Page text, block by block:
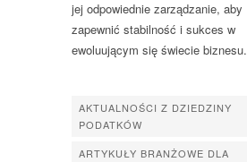
jej odpowiednie zarządzanie, aby
zapewnić stabilność i sukces w
ewoluującym się świecie biznesu.
AKTUALNOŚCI Z DZIEDZINY
PODATKÓW
ARTYKUŁY BRANŻOWE DLA